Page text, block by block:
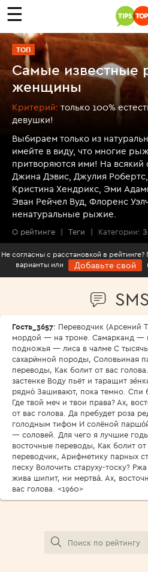
☰
ТОП
Самые известные
женщины
Критерий: только 100%
девушки!
Выбираем только из
имейте в виду, что многие
притворяются ими! На всякий случай: Эмма Стоун,
Джина Дэвис, Джулия
Кристина Хендрикс, Эми
Эван Рейчел Вуд, Флоренс
ненатуральные рыжие.
О рейтинге | Теги | Категории:
Не согласны с расстановкой в рейтинге? Проголосуйте сами за имеющиеся
варианты или
Добавьте свой
Гость_3657: Переводчик (Арсений Тарковский) Шах с бараньей
мордой — на троне. Самарканд —
подножья — лиса в чалме С
сахари́нной породы, Соловьиная
переводы, Как болит от вас голова. Полуголый палач в
застенке Воду пьёт и таращит
рядно́ Зашивают, пока темно. Спи
Где твой меч и твои права? Ах,
от вас голова. Да пребудет роза реди́фом, Да царит над
голодным тифом И солёной
— соловей. Для чего я лучшие
восточные переводы, Как болит от вас голова.
переводчик, Арифметику парных
песку Волочить старуху-тоску?
жива шипит, ни мертва́. Ах,
вас голова. <1960>